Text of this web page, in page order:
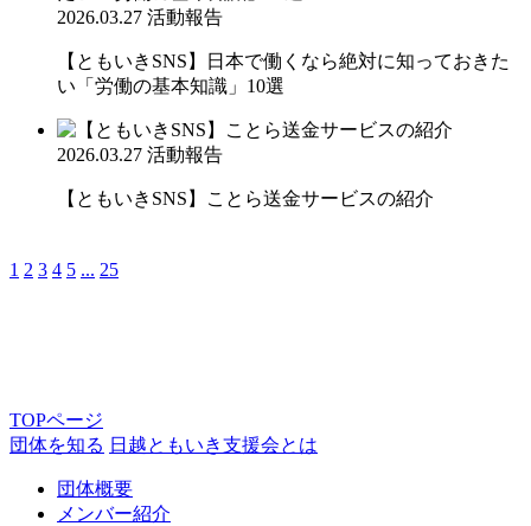
2026.03.27 活動報告
【ともいきSNS】日本で働くなら絶対に知っておきた
い「労働の基本知識」10選
2026.03.27 活動報告
【ともいきSNS】ことら送金サービスの紹介
1 2 3 4 5 ... 25
TOPページ
団体を知る 日越ともいき支援会とは
団体概要
メンバー紹介